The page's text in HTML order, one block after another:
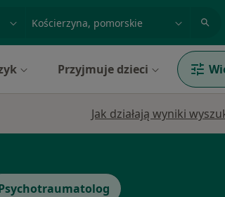
miasto lub dzielnica
Przyjmuje dzieci
Jak działają wyniki